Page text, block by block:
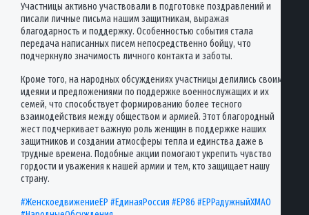
Участницы активно участвовали в подготовке поздравлений и
писали личные письма нашим защитникам, выражая
благодарность и поддержку. Особенностью события стала
передача написанных писем непосредственно бойцу, что
подчеркнуло значимость личного контакта и заботы.
Кроме того, на народных обсуждениях участницы делились своими
идеями и предложениями по поддержке военнослужащих и их
семей, что способствует формированию более тесного
взаимодействия между обществом и армией. Этот благородный
жест подчеркивает важную роль женщин в поддержке наших
защитников и создании атмосферы тепла и единства даже в
трудные времена. Подобные акции помогают укрепить чувство
гордости и уважения к нашей армии и тем, кто защищает нашу
страну.
#ЖенскоедвижениеЕР #ЕдинаяРоссия #ЕР86 #ЕРРадужныйХМАО